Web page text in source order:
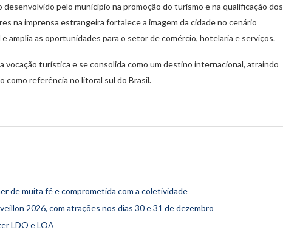
pelo município na promoção do turismo e na qualificação dos
na imprensa estrangeira fortalece a imagem da cidade no cenário
amplia as oportunidades para o setor de comércio, hotelaria e serviços.
turística e se consolida como um destino internacional, atraindo
como referência no litoral sul do Brasil.
de muita fé e comprometida com a coletividade
2026, com atrações nos dias 30 e 31 de dezembro
LDO e LOA